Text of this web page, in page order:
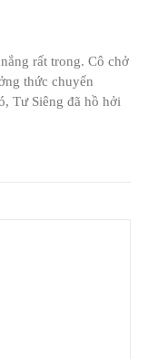
rất trong. Cô chở
thức chuyến
Tư Siêng đã hồ hởi